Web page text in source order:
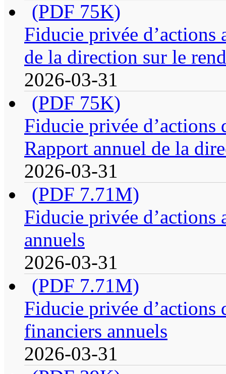
(PDF 75K)
Fiducie privée d’actions
de la direction sur le
2026-03-31
(PDF 75K)
Fiducie privée d’actions
Rapport annuel de la
2026-03-31
(PDF 7.71M)
Fiducie privée d’actions
annuels
2026-03-31
(PDF 7.71M)
Fiducie privée d’actions
financiers annuels
2026-03-31